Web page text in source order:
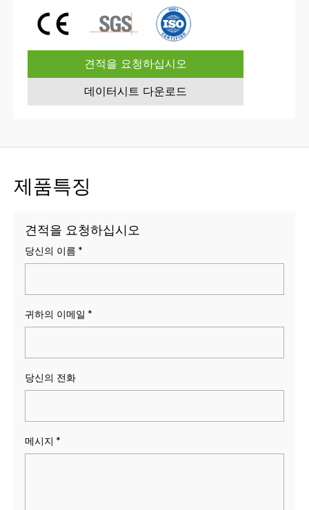
견적을 요청하십시오
데이터시트 다운로드
제품특징
견적을 요청하십시오
당신의 이름 *
귀하의 이메일 *
당신의 전화
메시지 *